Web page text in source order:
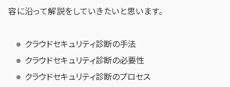
容に沿って解説をしていきたいと思います。
クラウドセキュリティ診断の手法
クラウドセキュリティ診断の必要性
クラウドセキュリティ診断のプロセス